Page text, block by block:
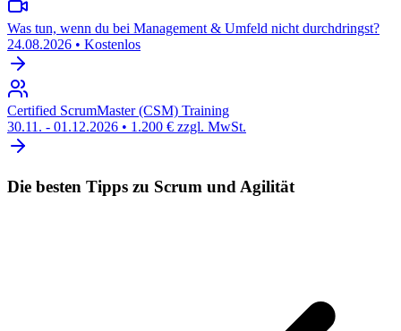
Was tun, wenn du bei Management & Umfeld nicht durchdringst?
24.08.2026 • Kostenlos
Certified ScrumMaster (CSM) Training
30.11. - 01.12.2026 • 1.200 € zzgl. MwSt.
Die besten Tipps zu Scrum und Agilität